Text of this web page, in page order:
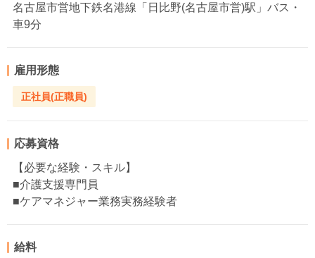
名古屋市営地下鉄名港線「日比野(名古屋市営)駅」バス・
車9分
雇用形態
正社員(正職員)
応募資格
【必要な経験・スキル】
■介護支援専門員
■ケアマネジャー業務実務経験者
給料